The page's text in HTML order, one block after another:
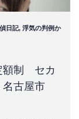
日記, 浮気の判例か
額制 セカ
名古屋市